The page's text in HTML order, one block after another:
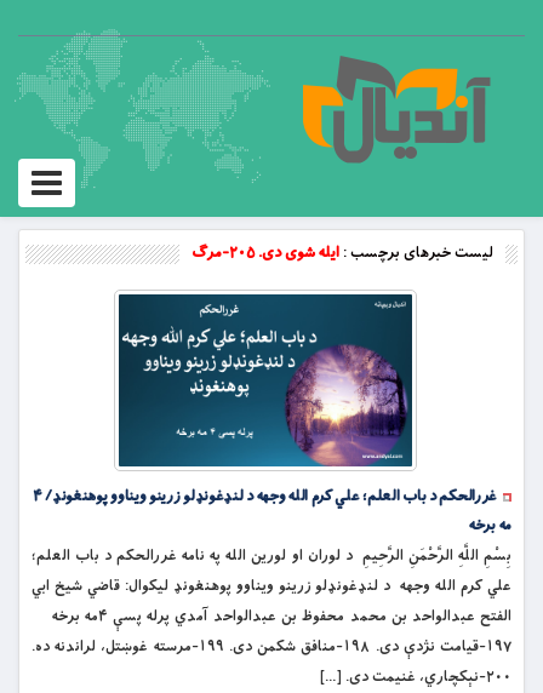
Toggle
لیست خبرهای برچسب :ایله شوی دی. ۲۰۵-مرګ
غررالحکم د باب العلم؛ علي کرم الله وجهه د لنډغونډلو زرینو ویناوو پوهنغونډ/ ۴
مه برخه
بِسْمِ اللَّهِ الرَّحْمَنِ الرَّحِيمِ د لوران او لورین الله په نامه غررالحکم د باب العلم؛
علي کرم الله وجهه د لنډغونډلو زرینو ویناوو پوهنغونډ لیکوال: قاضي شیخ ابي
الفتح عبدالواحد بن محمد محفوظ بن عبدالواحد آمدي پرله پسې ۴مه برخه
۱۹۷-قیامت نژدې دی. ۱۹۸-منافق شکمن دی. ۱۹۹-مرسته غوښتل، لراندنه ده.
۲۰۰-نېکچاري، غنیمت دی. […]